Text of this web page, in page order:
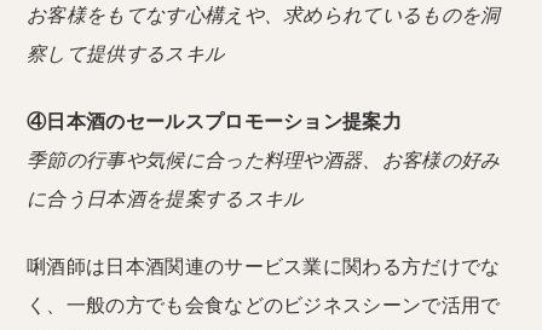
お客様をもてなす心構えや、求められているものを洞
察して提供するスキル
④日本酒のセールスプロモーション提案力
季節の行事や気候に合った料理や酒器、お客様の好み
に合う日本酒を提案するスキル
唎酒師は日本酒関連のサービス業に関わる方だけでな
く、一般の方でも会食などのビジネスシーンで活用で